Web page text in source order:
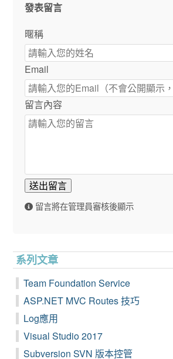
發表留言
暱稱
Email
留言內容
送出留言
留言將在管理員審核後顯示
系列文章
Team Foundation Service
ASP.NET MVC Routes 技巧
Log應用
Visual Studio 2017
Subversion SVN 版本控管